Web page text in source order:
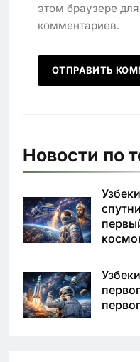
этом браузере
комментариев.
Новости по